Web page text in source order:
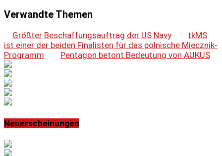
Verwandte Themen
Größter Beschaffungsauftrag der US Navy
tkMS
ist einer der beiden Finalisten für das polnische Miecznik-
Programm
Pentagon betont Bedeutung von AUKUS
Neuerscheinungen